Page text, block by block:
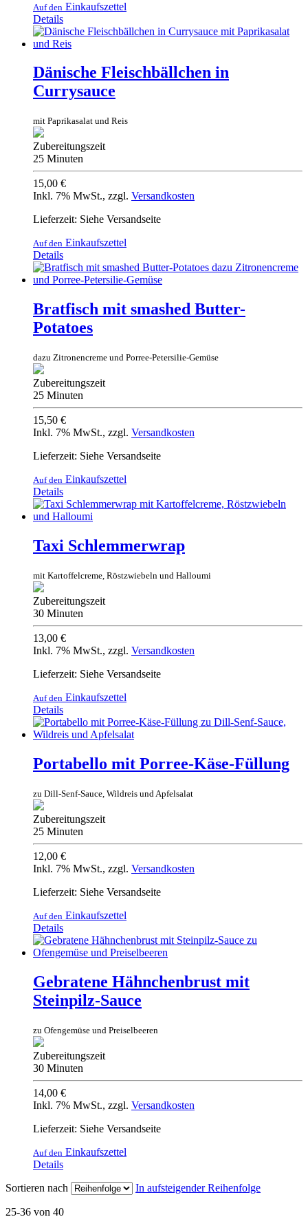
Auf den Einkaufszettel
Details
Dänische Fleischbällchen in
Currysauce
mit Paprikasalat und Reis
Zubereitungszeit
25 Minuten
15,00 €
Inkl. 7% MwSt., zzgl. Versandkosten
Lieferzeit: Siehe Versandseite
Auf den Einkaufszettel
Details
Bratfisch mit smashed Butter-
Potatoes
dazu Zitronencreme und Porree-Petersilie-Gemüse
Zubereitungszeit
25 Minuten
15,50 €
Inkl. 7% MwSt., zzgl. Versandkosten
Lieferzeit: Siehe Versandseite
Auf den Einkaufszettel
Details
Taxi Schlemmerwrap
mit Kartoffelcreme, Röstzwiebeln und Halloumi
Zubereitungszeit
30 Minuten
13,00 €
Inkl. 7% MwSt., zzgl. Versandkosten
Lieferzeit: Siehe Versandseite
Auf den Einkaufszettel
Details
Portabello mit Porree-Käse-Füllung
zu Dill-Senf-Sauce, Wildreis und Apfelsalat
Zubereitungszeit
25 Minuten
12,00 €
Inkl. 7% MwSt., zzgl. Versandkosten
Lieferzeit: Siehe Versandseite
Auf den Einkaufszettel
Details
Gebratene Hähnchenbrust mit
Steinpilz-Sauce
zu Ofengemüse und Preiselbeeren
Zubereitungszeit
30 Minuten
14,00 €
Inkl. 7% MwSt., zzgl. Versandkosten
Lieferzeit: Siehe Versandseite
Auf den Einkaufszettel
Details
Sortieren nach
In aufsteigender Reihenfolge
25-36 von 40